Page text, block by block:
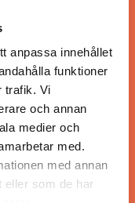
anpassa innehållet
funktioner
trafik. Vi
och annan
medier och
med.
med annan
eller som de har
Visita